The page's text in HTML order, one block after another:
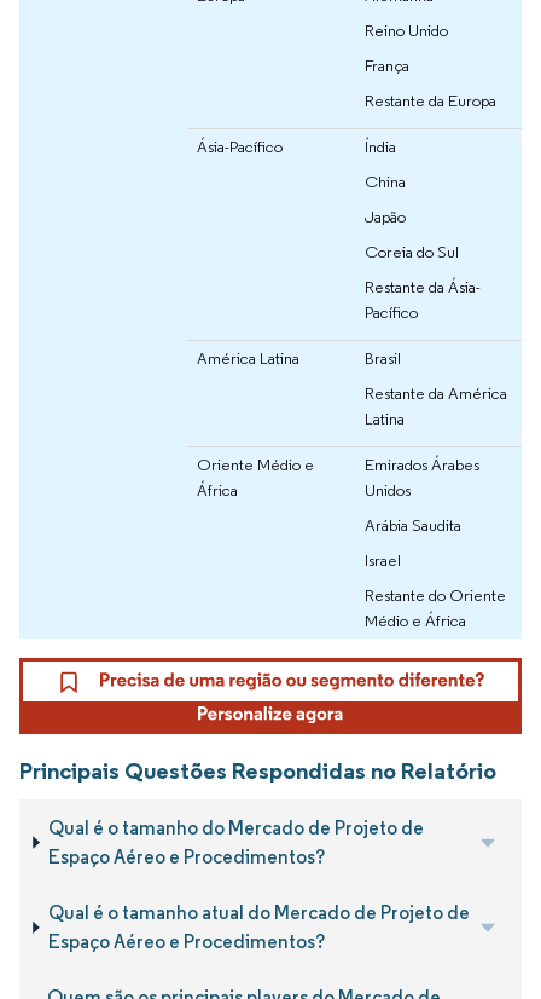
Reino Unido
França
Restante da Europa
Ásia-Pacífico
Índia
China
Japão
Coreia do Sul
Restante da Ásia-
Pacífico
América Latina
Brasil
Restante da América
Latina
Oriente Médio e
África
Emirados Árabes
Unidos
Arábia Saudita
Israel
Restante do Oriente
Médio e África
Principais Questões Respondidas no Relatório
Qual é o tamanho do Mercado de Projeto de
Espaço Aéreo e Procedimentos?
Qual é o tamanho atual do Mercado de Projeto de
Espaço Aéreo e Procedimentos?